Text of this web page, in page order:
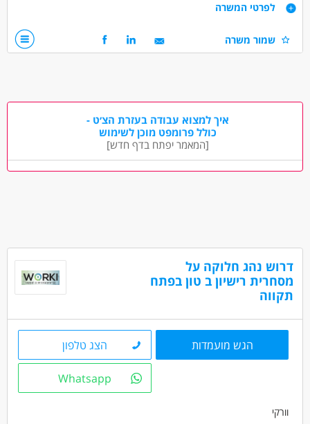
דרישות
מחסנים ולוגיסטיקה - מחסנאות ואחסון
מחסנים ולוגיסטיקה - מלקטים
משרה מלאה
עבודה לפי שעות
לפרטי המשרה
שמור משרה
איך למצוא עבודה בעזרת הצ׳ט -
כולל פרומפט מוכן לשימוש
[המאמר יפתח בדף חדש]
דרוש נהג חלוקה על
מסחרית רישיון ב טון בפתח
תקווה
הגש מועמדות הצג טלפון
Whatsapp
וורקי